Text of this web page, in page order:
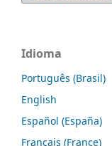
Idioma
Português (Brasil)
English
Español (España)
Français (France)